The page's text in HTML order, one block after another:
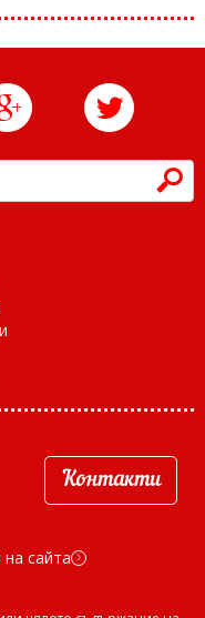
h
Контакти
сайта d